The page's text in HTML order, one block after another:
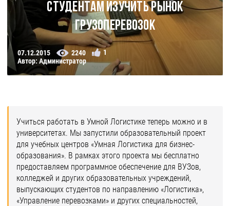
студентам изучить рынок
грузоперевозок
07.12.2015 2240
1
Автор: Администратор
Учиться работать в Умной Логистике теперь можно и в
университетах. Мы запустили образовательный проект
для учебных центров «Умная Логистика для бизнес-
образования». В рамках этого проекта мы бесплатно
предоставляем программное обеспечение для ВУЗов,
колледжей и других образовательных учреждений,
выпускающих студентов по направлению «Логистика»,
«Управление перевозками» и других специальностей,